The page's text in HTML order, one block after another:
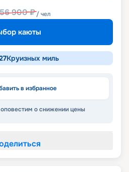
56 900₽/ чел
каюты
Круизных миль
в избранное
о снижении цены